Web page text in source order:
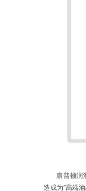
康普顿润滑
造成为“高端